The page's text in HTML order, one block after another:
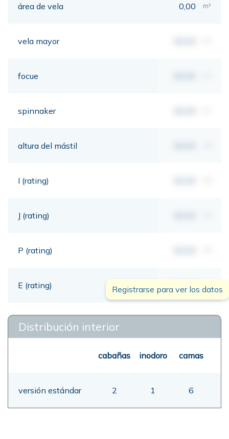
área de vela 0,00 m²
vela mayor
focue
spinnaker
altura del mástil
I (rating)
J (rating)
P (rating)
E (rating) 00,00 mt
Registrarse para ver los datos
Distribución interior
cabañas inodoro camas
versión estándar 2 1 6